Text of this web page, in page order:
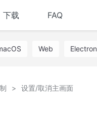
下载 FAQ
Web Electron
设置/取消主画面